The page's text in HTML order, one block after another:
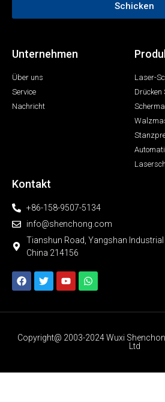
Schicken
Unternehmen
Über uns
Service
Nachricht
Laser-
Drücken
Kontakt
+86-158-9507-5134
info@shenchong.com
Tianshun Road, Yangshan Industrial
China 214156
Copyright@ 2003-2024 Wuxi
Ltd